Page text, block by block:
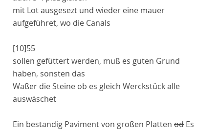
mit Lot ausgesezt und wieder eine mauer
aufgeführet, wo die Canals
[10]55
sollen gefüttert werden, muß es guten Grund
haben, sonsten das
Waßer die Steine ob es gleich Werckstück alle
auswäschet
Ein bestandig Pavimentvon großen Platten od Es